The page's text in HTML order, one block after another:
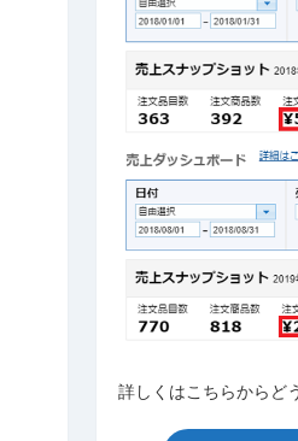
詳しくはこちらからど